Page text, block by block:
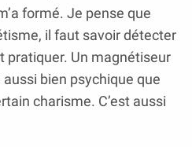
formé. Je pense que
il faut savoir détecter
pratiquer. Un magnétiseur
bien psychique que
charisme. C’est aussi